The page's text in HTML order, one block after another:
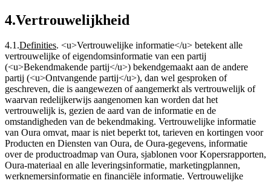
4.Vertrouwelijkheid
4.1.Definities. <u>Vertrouwelijke informatie</u> betekent alle
vertrouwelijke of eigendomsinformatie van een partij
(<u>Bekendmakende partij</u>) bekendgemaakt aan de andere
partij (<u>Ontvangende partij</u>), dan wel gesproken of
geschreven, die is aangewezen of aangemerkt als vertrouwelijk of
waarvan redelijkerwijs aangenomen kan worden dat het
vertrouwelijk is, gezien de aard van de informatie en de
omstandigheden van de bekendmaking. Vertrouwelijke informatie
van Oura omvat, maar is niet beperkt tot, tarieven en kortingen voor
Producten en Diensten van Oura, de Oura-gegevens, informatie
over de productroadmap van Oura, sjablonen voor Kopersrapporten,
Oura-materiaal en alle leveringsinformatie, marketingplannen,
werknemersinformatie en financiële informatie. Vertrouwelijke